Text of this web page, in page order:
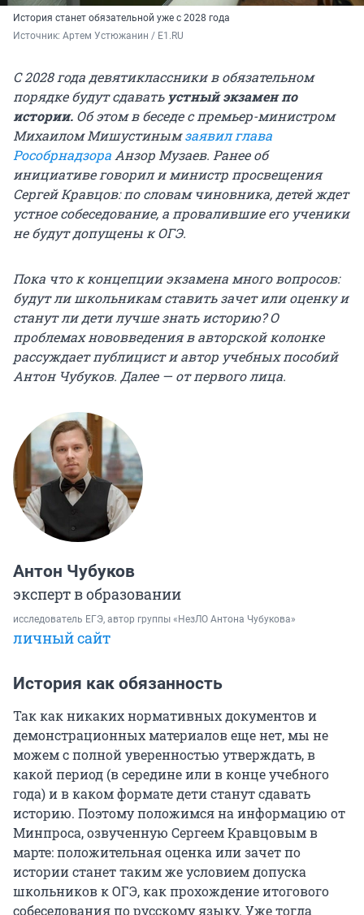
История станет обязательной уже с 2028 года
Источник: Артем Устюжанин / E1.RU
С 2028 года девятиклассники в обязательном
порядке будут сдавать устный экзамен по
истории. Об этом в беседе с премьер-министром
Михаилом Мишустинымзаявил глава
РособрнадзораАнзор Музаев. Ранее об
инициативе говорил и министр просвещения
Сергей Кравцов: по словам чиновника, детей ждет
устное собеседование, а провалившие его ученики
не будут допущены к ОГЭ.
Пока что к концепции экзамена много вопросов:
будут ли школьникам ставить зачет или оценку и
станут ли дети лучше знать историю? О
проблемах нововведения в авторской колонке
рассуждает публицист и автор учебных пособий
Антон Чубуков. Далее — от первого лица.
Антон Чубуков
эксперт в образовании
исследователь ЕГЭ, автор группы «НезЛО Антона Чубукова»
личный сайт
История как обязанность
Так как никаких нормативных документов и
демонстрационных материалов еще нет, мы не
можем с полной уверенностью утверждать, в
какой период (в середине или в конце учебного
года) и в каком формате дети станут сдавать
историю. Поэтому положимся на информацию от
Минпроса, озвученную Сергеем Кравцовым в
марте: положительная оценка или зачет по
истории станет таким же условием допуска
школьников к ОГЭ, как прохождение итогового
собеседования по русскому языку. Уже тогда